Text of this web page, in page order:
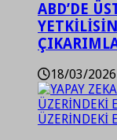
ABD’DE
18/03/2026